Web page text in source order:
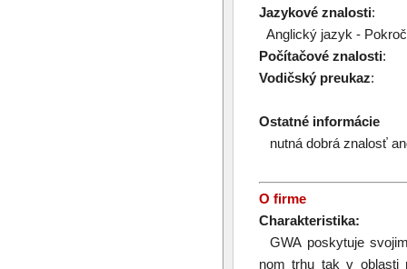
Jazykové znalosti:
Anglický jazyk -
Počítačové znalosti:
Vodičský preukaz:
Ostatné informácie
nutná dobrá znalosť
O firme
Charakteristika:
GWA poskytuje
nom trhu tak v oblasti